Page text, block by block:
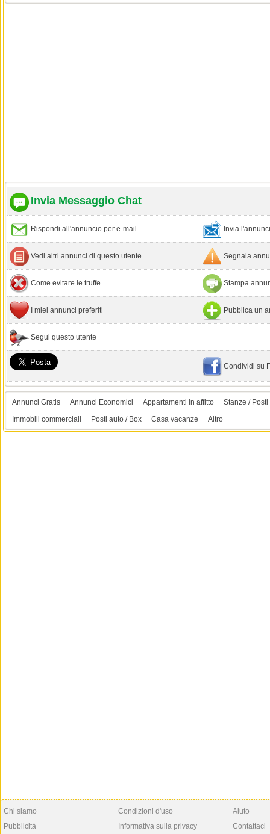
Invia Messaggio Chat
Rispondi all'annuncio per e-mail Invia
Vedi altri annunci di questo utente Segnala
Come evitare le truffe Stampa
I miei annunci preferiti Pubblica un
Segui questo utente
Condividi su
Annunci Gratis Annunci Economici Appartamenti in affitto
Stanze / Posti
Immobili commerciali
Posti auto / Box Casa vacanze Altro
Chi siamo
Pubblicità
Condizioni d'uso
Informativa sulla privacy
Aiuto
Contattaci